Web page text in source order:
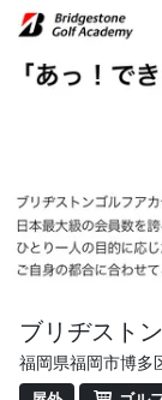
■ ステップアッ
ブリヂストンゴ
™により、はじ
んでいる人、
ア、ひとりひ
・少人数制で充
・6名～7名定
・レッスン時
ブリヂスト
福岡県福岡市博多